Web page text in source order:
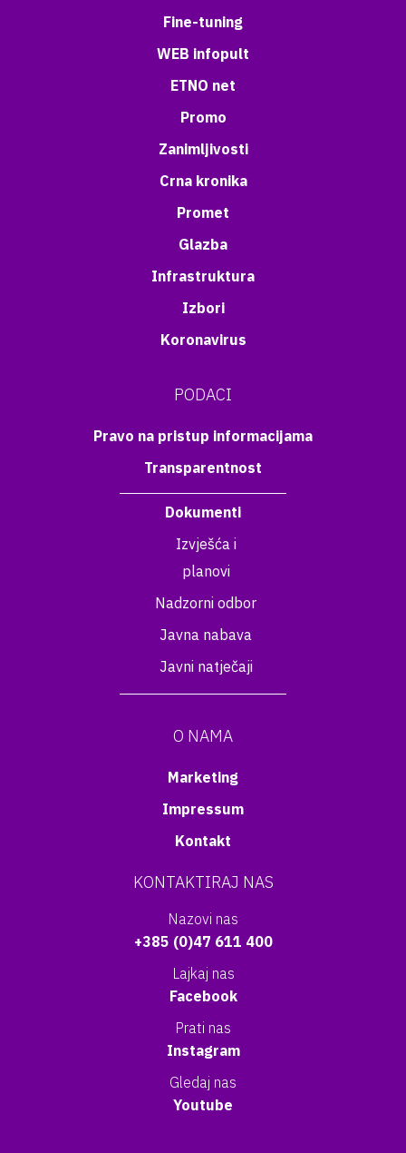
Fine-tuning
WEB infopult
ETNO net
Promo
Zanimljivosti
Crna kronika
Promet
Glazba
Infrastruktura
Izbori
Koronavirus
PODACI
Pravo na pristup informacijama
Transparentnost
Dokumenti
Izvješća i
planovi
Nadzorni odbor
Javna nabava
Javni natječaji
O NAMA
Marketing
Impressum
Kontakt
KONTAKTIRAJ NAS
Nazovi nas
+385 (0)47 611 400
Lajkaj nas
Facebook
Prati nas
Instagram
Gledaj nas
Youtube